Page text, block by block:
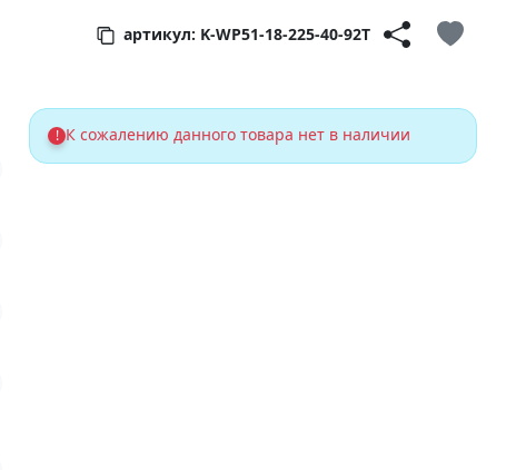
артикул: K-WP51-18-225-40-92T
! К сожалению данного товара нет в наличии